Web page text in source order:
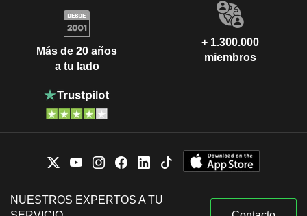
Más de 20 años
a tu lado
+ 1.300.000
miembros
NUESTROS EXPERTOS A TU